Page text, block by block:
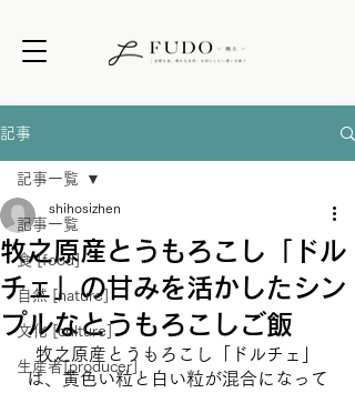
記事
記事一覧
食 [food]
自然 [nature]
文化 [culture]
生産者[producer]
記事一覧
牧之原産とうもろこし「ドル
チェ」の甘みを活かしたシン
プルなとうもろこしご飯
shihosizhen
牧之原産とうもろこし「ドルチェ」
は、黄色い粒と白い粒が混合になって